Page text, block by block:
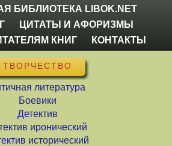
БИБЛИОТЕКА LIBOK.NET
ЦИТАТЫ И АФОРИЗМЫ
КНИГ
КОНТАКТЫ
ТВОРЧЕСТВО
литература
Боевики
Детектив
иронический
исторический